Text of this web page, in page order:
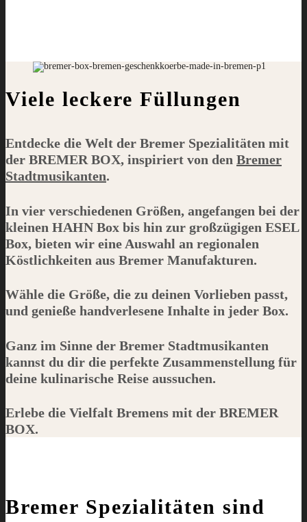
Viele leckere Füllungen
Entdecke die Welt der Bremer Spezialitäten mit
der BREMER BOX, inspiriert von den Bremer
Stadtmusikanten.
In vier verschiedenen Größen, angefangen bei der
kleinen HAHN Box bis hin zur großzügigen ESEL
Box, bieten wir eine Auswahl an regionalen
Köstlichkeiten aus Bremer Manufakturen.
Wähle die Größe, die zu deinen Vorlieben passt,
und genieße handverlesene Inhalte in jeder Box.
Ganz im Sinne der Bremer Stadtmusikanten
kannst du dir die perfekte Zusammenstellung für
deine kulinarische Reise aussuchen.
Erlebe die Vielfalt Bremens mit der BREMER
BOX.
Bremer Spezialitäten sind